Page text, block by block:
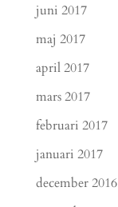
juni 2017
maj 2017
april 2017
mars 2017
februari 2017
januari 2017
december 2016